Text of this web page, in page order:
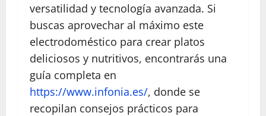
versatilidad y tecnología avanzada. Si
buscas aprovechar al máximo este
electrodoméstico para crear platos
deliciosos y nutritivos, encontrarás una
guía completa en
https://www.infonia.es/, donde se
recopilan consejos prácticos para